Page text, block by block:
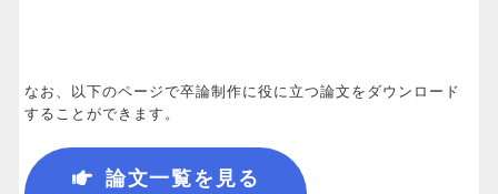
なお、以下のページで卒論制作に役に立つ論文をダウンロード
することができます。
論文一覧を見る